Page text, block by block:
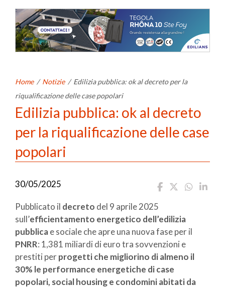
Home / Notizie / Edilizia pubblica: ok al decreto per la
riqualificazione delle case popolari
Edilizia pubblica: ok al decreto
per la riqualificazione delle case
popolari
30/05/2025
Pubblicato il decreto del 9 aprile 2025
sull’efficientamento energetico dell’edilizia
pubblicae sociale che apre una nuova fase per il
PNRR: 1,381 miliardi di euro tra sovvenzioni e
prestiti perprogetti che migliorino di almeno il
30% le performance energetiche di case
popolari, social housing e condomini abitati da